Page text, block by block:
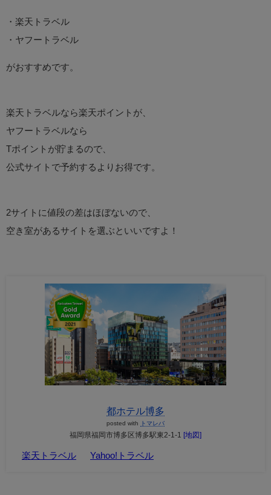
・楽天トラベル
・ヤフートラベル
がおすすめです。
楽天トラベルなら楽天ポイントが、
ヤフートラベルなら
Tポイントが貯まるので、
公式サイトで予約するよりお得です。
2サイトに値段の差はほぼないので、
空き室があるサイトを選ぶといいですよ！
都ホテル博多
posted with トマレバ
福岡県福岡市博多区博多駅東2-1-1 [地図]
楽天トラベル Yahoo!トラベル